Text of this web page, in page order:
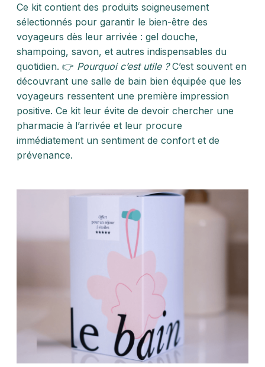
Ce kit contient des produits soigneusement
sélectionnés pour garantir le bien-être des
voyageurs dès leur arrivée : gel douche,
shampoing, savon, et autres indispensables du
quotidien. 👉 Pourquoi c’est utile ?C’est souvent en
découvrant une salle de bain bien équipée que les
voyageurs ressentent une première impression
positive. Ce kit leur évite de devoir chercher une
pharmacie à l’arrivée et leur procure
immédiatement un sentiment de confort et de
prévenance.